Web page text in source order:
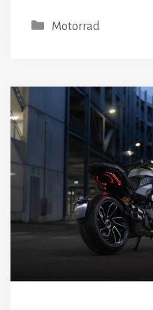
Kategorien
Motorrad